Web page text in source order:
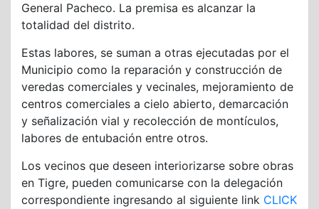
General Pacheco. La premisa es alcanzar la
totalidad del distrito.
Estas labores, se suman a otras ejecutadas por el
Municipio como la reparación y construcción de
veredas comerciales y vecinales, mejoramiento de
centros comerciales a cielo abierto, demarcación
y señalización vial y recolección de montículos,
labores de entubación entre otros.
Los vecinos que deseen interiorizarse sobre obras
en Tigre, pueden comunicarse con la delegación
correspondiente ingresando al siguiente link CLICK